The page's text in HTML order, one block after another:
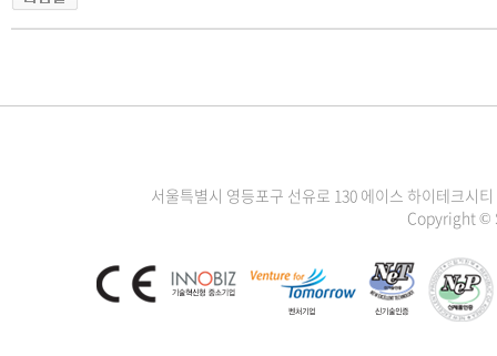
서울특별시 영등포구 선유로 130 에이스 하이테크시
Copyright ©